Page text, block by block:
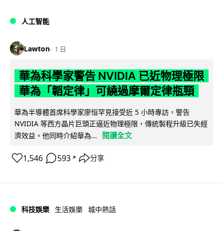
人工智能
Lawton 1 日
華為科學家警告 NVIDIA 已近物理極限
華為「韜定律」可繞過摩爾定律瓶頸
華為半導體首席科學家廖恒罕見接受近 5 小時專訪，警告
NVIDIA 等西方晶片巨頭正逼近物理極限，傳統製程升級已失經
濟效益。他同時介紹華為...
閱讀全文
1,546 593 ↗ 分享
科技娛樂 生活娛樂 城中熱話